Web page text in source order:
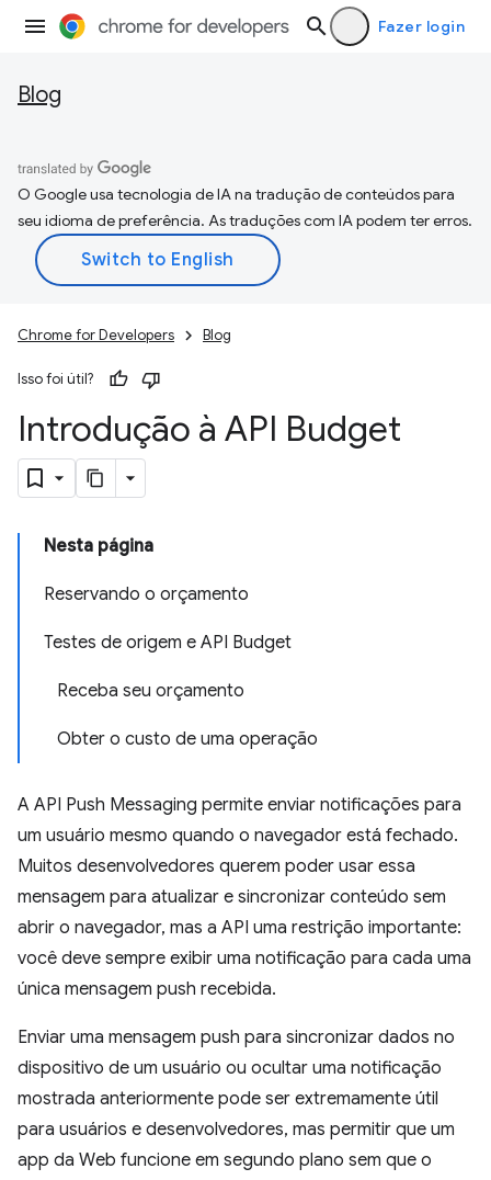
Fazer login
Blog
O Google usa tecnologia de IA na tradução de conteúdos para
seu idioma de preferência. As traduções com IA podem ter erros.
Chrome for Developers Blog
Isso foi útil?
Introdução à API Budget
Nesta página
Reservando o orçamento
Testes de origem e API Budget
Receba seu orçamento
Obter o custo de uma operação
A API Push Messaging permite enviar notificações para
um usuário mesmo quando o navegador está fechado.
Muitos desenvolvedores querem poder usar essa
mensagem para atualizar e sincronizar conteúdo sem
abrir o navegador, mas a API uma restrição importante:
você deve sempre exibir uma notificação para cada uma
única mensagem push recebida.
Enviar uma mensagem push para sincronizar dados no
dispositivo de um usuário ou ocultar uma notificação
mostrada anteriormente pode ser extremamente útil
para usuários e desenvolvedores, mas permitir que um
app da Web funcione em segundo plano sem que o